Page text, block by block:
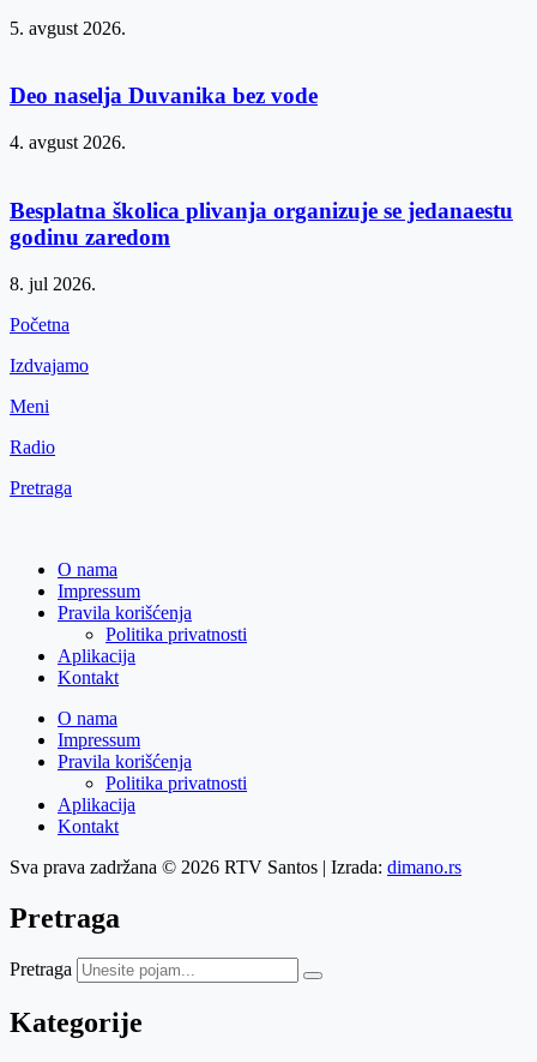
5. avgust 2026.
Deo naselja Duvanika bez vode
4. avgust 2026.
Besplatna školica plivanja organizuje se jedanaestu
godinu zaredom
8. jul 2026.
Početna
Izdvajamo
Meni
Radio
Pretraga
O nama
Impressum
Pravila korišćenja
Politika privatnosti
Aplikacija
Kontakt
O nama
Impressum
Pravila korišćenja
Politika privatnosti
Aplikacija
Kontakt
Sva prava zadržana © 2026 RTV Santos | Izrada: dimano.rs
Pretraga
Pretraga
Kategorije